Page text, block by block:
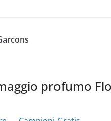
profumo